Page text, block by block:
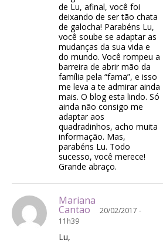
de Lu, afinal, você foi
deixando de ser tão chata
de galocha! Parabéns Lu,
você soube se adaptar as
mudanças da sua vida e
do mundo. Você rompeu a
barreira de abrir mão da
família pela “fama”, e isso
me leva a te admirar ainda
mais. O blog esta lindo. Só
ainda não consigo me
adaptar aos
quadradinhos, acho muita
informação. Mas,
parabéns Lu. Todo
sucesso, você merece!
Grande abraço.
Mariana
Cantao
20/02/2017 -
11h39
Lu,